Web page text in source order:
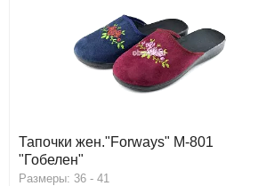
Тапочки жен."Forways" М-801
"Гобелен"
Размеры: 36 - 41